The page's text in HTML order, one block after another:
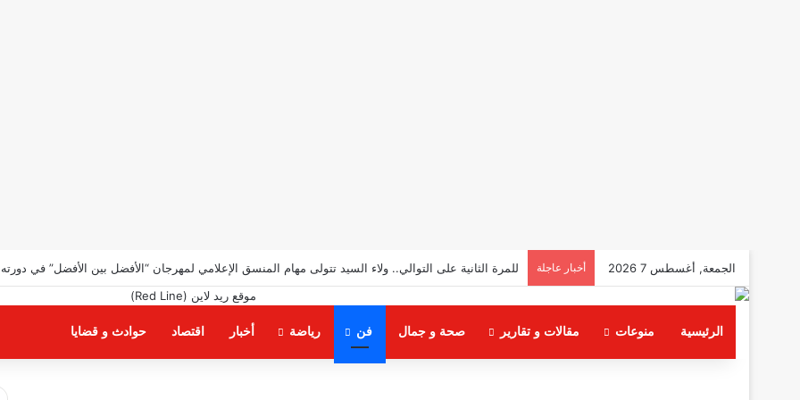
الجمعة, أغسطس 7 2026 أخبار عاجلة للمرة الثانية على التوالي.. ولاء السيد تتولى مهام المنسق الإعلامي لمهرجان “الأفضل بين الأفضل” في دورته
الرئيسية منوعات مقالات و تقارير صحة و جمال فن رياضة أخبار اقتصاد حوادث و قضايا